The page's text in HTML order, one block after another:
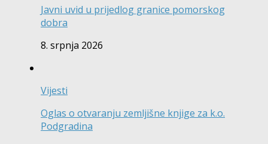
Javni uvid u prijedlog granice pomorskog
dobra
8. srpnja 2026
Vijesti
Oglas o otvaranju zemljišne knjige za k.o.
Podgradina